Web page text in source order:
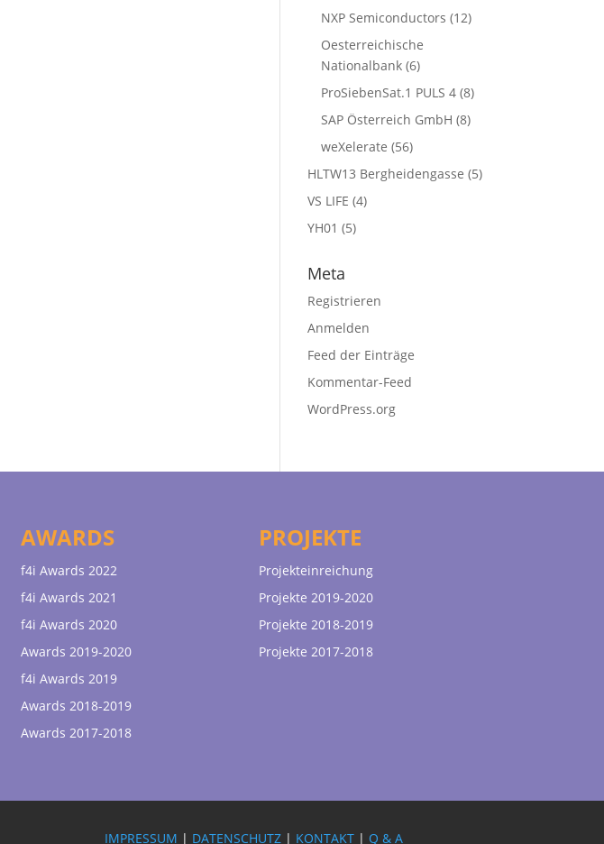
NXP Semiconductors (12)
Oesterreichische
Nationalbank (6)
ProSiebenSat.1 PULS 4 (8)
SAP Österreich GmbH (8)
weXelerate (56)
HLTW13 Bergheidengasse (5)
VS LIFE (4)
YH01 (5)
Meta
Registrieren
Anmelden
Feed der Einträge
Kommentar-Feed
WordPress.org
AWARDS
f4i Awards 2022
f4i Awards 2021
f4i Awards 2020
Awards 2019-2020
f4i Awards 2019
Awards 2018-2019
Awards 2017-2018
PROJEKTE
Projekteinreichung
Projekte 2019-2020
Projekte 2018-2019
Projekte 2017-2018
IMPRESSUM | DATENSCHUTZ | KONTAKT | Q & A